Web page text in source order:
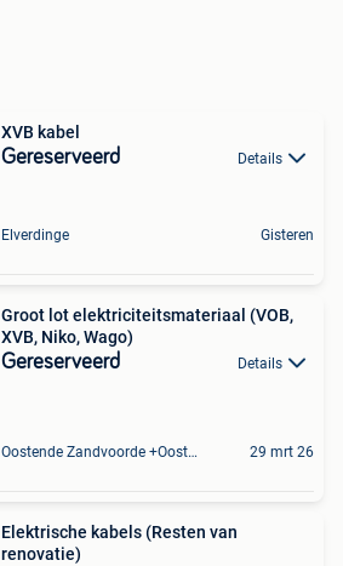
XVB kabel
Gereserveerd Details
Elverdinge Gisteren
Groot lot elektriciteitsmateriaal (VOB,
XVB, Niko, Wago)
Gereserveerd Details
Oostende Zandvoorde +Oostende 29 mrt 26
Elektrische kabels (Resten van
renovatie)